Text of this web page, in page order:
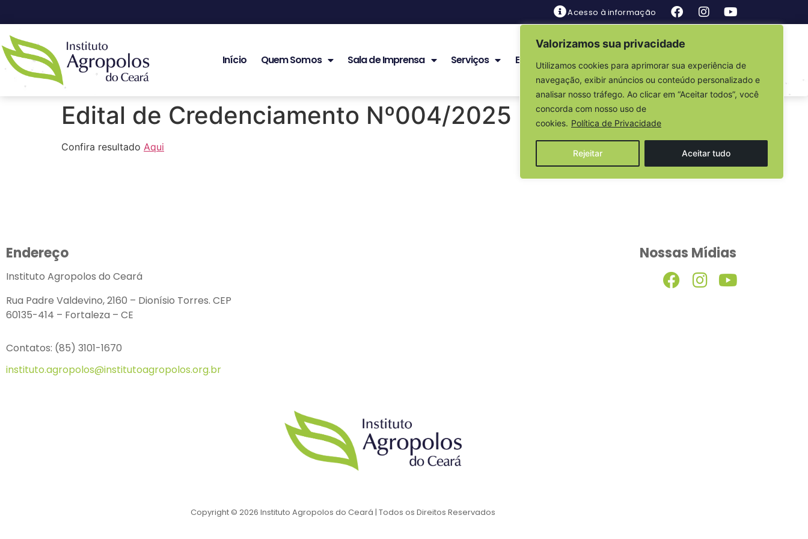
Valorizamos sua privacidade
Utilizamos cookies para aprimorar sua experiência de
navegação, exibir anúncios ou conteúdo personalizado e
analisar nosso tráfego. Ao clicar em “Aceitar todos”, você
concorda com nosso uso de
cookies. Política de Privacidade
Rejeitar Aceitar tudo
Acesso à informação
Início Quem Somos Sala de Imprensa Serviços Editais Fale Conosco
Edital de Credenciamento Nº004/2025
Confira resultado Aqui
Endereço
Instituto Agropolos do Ceará
Rua Padre Valdevino, 2160 – Dionísio Torres. CEP
60135-414 – Fortaleza – CE
Contatos: (85) 3101-1670
instituto.agropolos@institutoagropolos.org.br
Nossas Mídias
Copyright © 2026 Instituto Agropolos do Ceará | Todos os Direitos Reservados